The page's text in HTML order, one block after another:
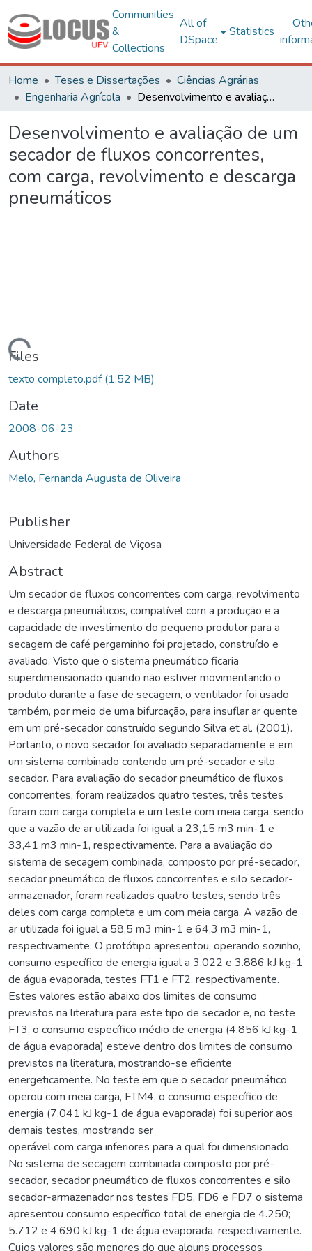
Communities
&
Collections
All of
DSpace
Statistics
Home Teses e Dissertações
Ciências Agrárias
Engenharia Agrícola
Desenvolvimento e avaliação de um secador de fluxos concorrentes, com carga, revolvimento e descarga pneumáticos
Desenvolvimento e avaliação de um
secador de fluxos concorrentes,
com carga, revolvimento e descarga
pneumáticos
Files
texto completo.pdf(1.52 MB)
Date
2008-06-23
Authors
Melo, Fernanda Augusta de Oliveira
Publisher
Universidade Federal de Viçosa
Abstract
Um secador de fluxos concorrentes com carga, revolvimento
e descarga pneumáticos, compatível com a produção e a
capacidade de investimento do pequeno produtor para a
secagem de café pergaminho foi projetado, construído e
avaliado. Visto que o sistema pneumático ficaria
superdimensionado quando não estiver movimentando o
produto durante a fase de secagem, o ventilador foi usado
também, por meio de uma bifurcação, para insuflar ar quente
em um pré-secador construído segundo Silva et al. (2001).
Portanto, o novo secador foi avaliado separadamente e em
um sistema combinado contendo um pré-secador e silo
secador. Para avaliação do secador pneumático de fluxos
concorrentes, foram realizados quatro testes, três testes
foram com carga completa e um teste com meia carga, sendo
que a vazão de ar utilizada foi igual a 23,15 m3 min-1 e
33,41 m3 min-1, respectivamente. Para a avaliação do
sistema de secagem combinada, composto por pré-secador,
secador pneumático de fluxos concorrentes e silo secador-
armazenador, foram realizados quatro testes, sendo três
deles com carga completa e um com meia carga. A vazão de
ar utilizada foi igual a 58,5 m3 min-1 e 64,3 m3 min-1,
respectivamente. O protótipo apresentou, operando sozinho,
consumo específico de energia igual a 3.022 e 3.886 kJ kg-1
de água evaporada, testes FT1 e FT2, respectivamente.
Estes valores estão abaixo dos limites de consumo
previstos na literatura para este tipo de secador e, no teste
FT3, o consumo específico médio de energia (4.856 kJ kg-1
de água evaporada) esteve dentro dos limites de consumo
previstos na literatura, mostrando-se eficiente
energeticamente. No teste em que o secador pneumático
operou com meia carga, FTM4, o consumo específico de
energia (7.041 kJ kg-1 de água evaporada) foi superior aos
demais testes, mostrando ser
operável com carga inferiores para a qual foi dimensionado.
No sistema de secagem combinada composto por pré-
secador, secador pneumático de fluxos concorrentes e silo
secador-armazenador nos testes FD5, FD6 e FD7 o sistema
apresentou consumo específico total de energia de 4.250;
5.712 e 4.690 kJ kg-1 de água evaporada, respectivamente.
Cujos valores são menores do que alguns processos